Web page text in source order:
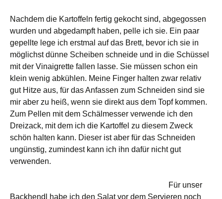
Nachdem die Kartoffeln fertig gekocht sind, abgegossen
wurden und abgedampft haben, pelle ich sie. Ein paar
gepellte lege ich erstmal auf das Brett, bevor ich sie in
möglichst dünne Scheiben schneide und in die Schüssel
mit der Vinaigrette fallen lasse. Sie müssen schon ein
klein wenig abkühlen. Meine Finger halten zwar relativ
gut Hitze aus, für das Anfassen zum Schneiden sind sie
mir aber zu heiß, wenn sie direkt aus dem Topf kommen.
Zum Pellen mit dem Schälmesser verwende ich den
Dreizack, mit dem ich die Kartoffel zu diesem Zweck
schön halten kann. Dieser ist aber für das Schneiden
ungünstig, zumindest kann ich ihn dafür nicht gut
verwenden.
Für unser
Backhendl habe ich den Salat vor dem Servieren noch